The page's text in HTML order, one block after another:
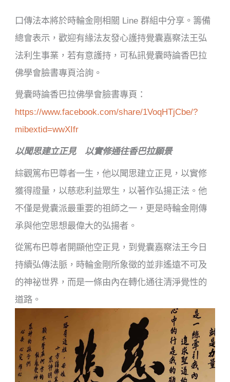
口傳法本將於時輪金剛相關 Line 群組中分享。籌備
總會表示，歡迎有緣法友發心護持覺囊嘉察法王弘
法利生事業，若有意護持，可私訊覺囊時論香巴拉
佛學會臉書專頁洽詢。
覺囊時論香巴拉佛學會臉書專頁：
https://www.facebook.com/share/1VoqHTjCbe/?
mibextid=wwXIfr
以聞思建立正見 以實修通往香巴拉願景
綜觀篤布巴尊者一生，他以聞思建立正見，以實修
獲得證量，以慈悲利益眾生，以著作弘揚正法。他
不僅是覺囊派最重要的祖師之一，更是時輪金剛傳
承與他空思想最偉大的弘揚者。
從篤布巴尊者開顯他空正見，到覺囊嘉察法王今日
持續弘傳法脈，時輪金剛所象徵的並非遙遠不可及
的神祕世界，而是一條由內在轉化通往清淨覺性的
道路。